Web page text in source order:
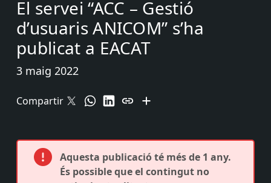
El servei “ACC – Gestió
d’usuaris ANICOM” s’ha
publicat a EACAT
3 maig 2022
Compartir
Aquesta publicació té més de 1 any.
És possible que el contingut no